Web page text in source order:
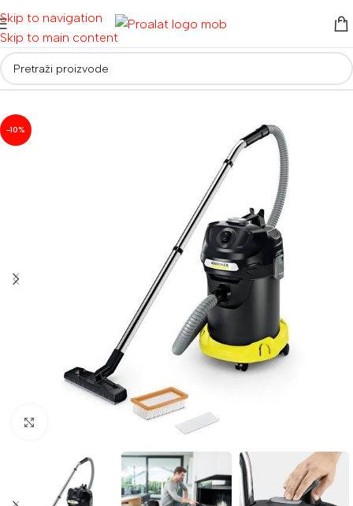
Skip to navigation
Skip to main content
Početna/ Usisivači/Usisivači za pepeo
-10%